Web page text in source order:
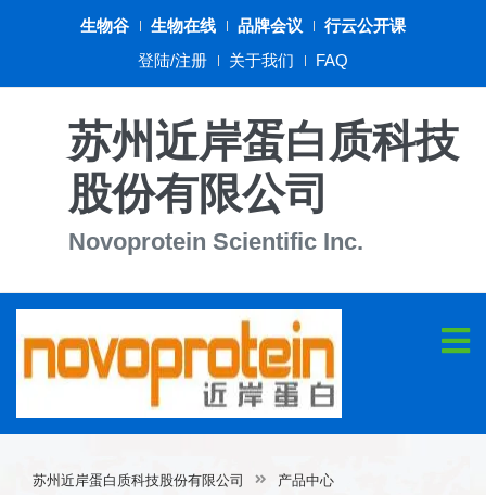
生物谷 生物在线 品牌会议
行云公开课
登陆/注册
关于我们 FAQ
苏州近岸蛋白质科技
股份有限公司
Novoprotein Scientific Inc.
苏州近岸蛋白质科技股份有限公司 产品中心